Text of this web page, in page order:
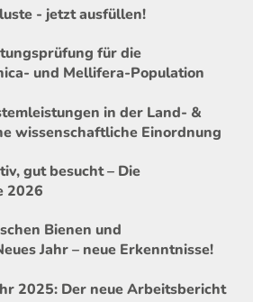
- jetzt ausfüllen!
für die
und Mellifera-Population
in der Land- &
wissenschaftliche Einordnung
gut besucht – Die
2026
Bienen und
Jahr – neue Erkenntnisse!
2025: Der neue Arbeitsbericht